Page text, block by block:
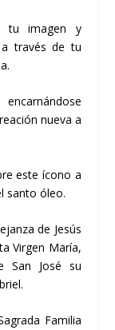
tu imagen y
través de tu
nueva a
este ícono a
santo óleo.
de Jesús
Virgen María,
San José su
Familia